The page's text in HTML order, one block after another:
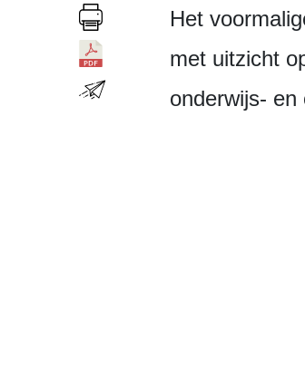
Het
met uitzicht
onderwijs- en